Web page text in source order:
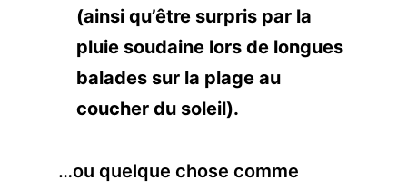
(ainsi qu’être surpris par la
pluie soudaine lors de longues
balades sur la plage au
coucher du soleil).
…ou quelque chose comme